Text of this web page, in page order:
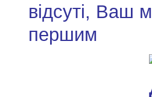
відсуті, Ваш
першим